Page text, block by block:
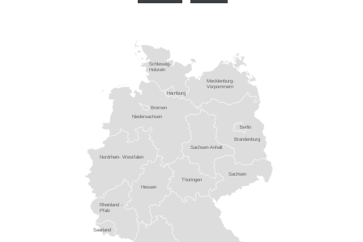
Brandenburg
Hessen
Mecklenburg-
Vorpommern
Niedersachsen
Nordrhein- Westfalen
Rheinland -
Pfalz
Sachsen
Sachsen-Anhalt
Schleswig-
Holstein
Thüringen
Berlin
Bremen
Hamburg
Saarland